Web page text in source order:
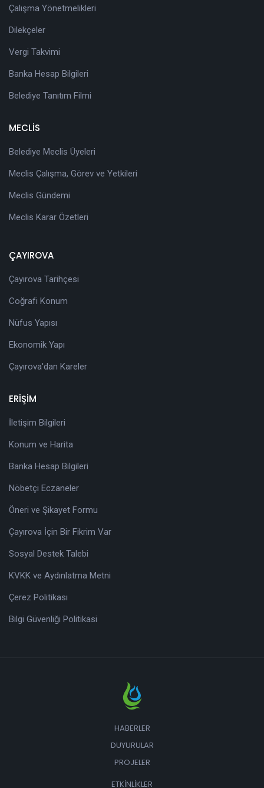
Çalışma Yönetmelikleri
Dilekçeler
Vergi Takvimi
Banka Hesap Bilgileri
Belediye Tanıtım Filmi
MECLİS
Belediye Meclis Üyeleri
Meclis Çalışma, Görev ve Yetkileri
Meclis Gündemi
Meclis Karar Özetleri
ÇAYIROVA
Çayırova Tarihçesi
Coğrafi Konum
Nüfus Yapısı
Ekonomik Yapı
Çayırova'dan Kareler
ERİŞİM
İletişim Bilgileri
Konum ve Harita
Banka Hesap Bilgileri
Nöbetçi Eczaneler
Öneri ve Şikayet Formu
Çayırova İçin Bir Fikrim Var
Sosyal Destek Talebi
KVKK ve Aydınlatma Metni
Çerez Politikası
Bilgi Güvenliği Politikasi
HABERLER
DUYURULAR
PROJELER
ETKINLIKLER